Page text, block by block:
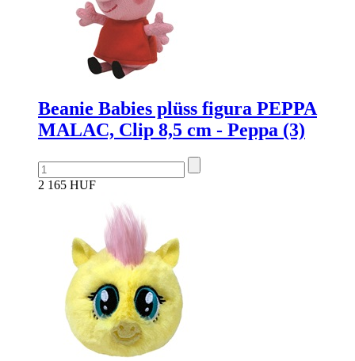
Beanie Babies plüss figura PEPPA
MALAC, Clip 8,5 cm - Peppa (3)
2 165 HUF